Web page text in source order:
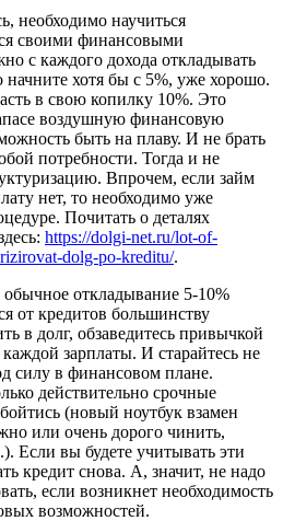
необходимо научиться
своими финансовыми
с каждого дохода откладывать
начните хотя бы с 5%, уже хорошо.
в свою копилку 10%. Это
воздушную финансовую
быть на плаву. И не брать
потребности. Тогда и не
Впрочем, если займ
нет, то необходимо уже
Почитать о деталях
https://dolgi-net.ru/lot-of-
dolg-po-kreditu/.
откладывание 5-10%
от кредитов большинству
в долг, обзаведитесь привычкой
зарплаты. И старайтесь не
силу в финансовом плане.
действительно срочные
(новый ноутбук взамен
или очень дорого чинить,
Если вы будете учитывать эти
кредит снова. А, значит, не надо
если возникнет необходимость
возможностей.